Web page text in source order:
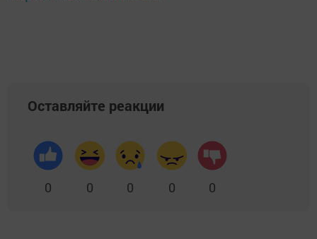
Оставляйте реакции
0 0 0 0 0